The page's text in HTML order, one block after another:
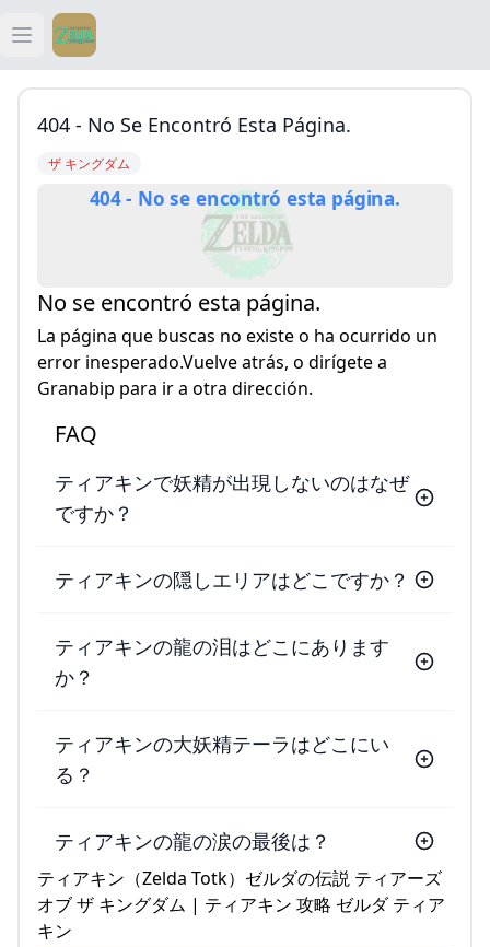
Open main menu
ティアキン
ティアキン 武器
ティアキン 攻略
404 - No Se Encontró Esta Página.
ザ キングダム
404 - No se encontró esta página.
No se encontró esta página.
La página que buscas no existe o ha ocurrido un
error inesperado.Vuelve atrás, o dirígete a
Granabip para ir a otra dirección.
FAQ
ティアキンで妖精が出現しないのはなぜ
ですか？
ティアキンの隠しエリアはどこですか？
ティアキンの龍の泪はどこにあります
か？
ティアキンの大妖精テーラはどこにい
る？
ティアキンの龍の涙の最後は？
ティアキン（Zelda Totk）ゼルダの伝説 ティアーズ
オブ ザ キングダム | ティアキン 攻略 ゼルダ ティア
キン